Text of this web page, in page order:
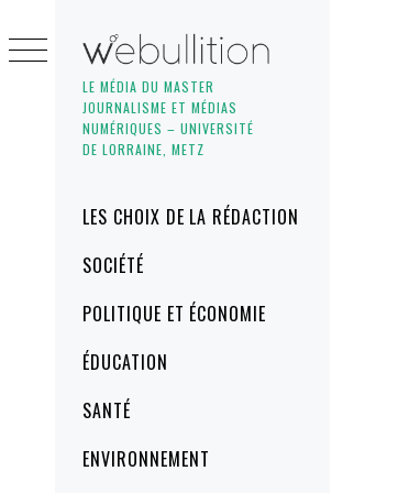
LE MÉDIA DU MASTER
JOURNALISME ET MÉDIAS
NUMÉRIQUES – UNIVERSITÉ
DE LORRAINE, METZ
MenuLES CHOIX DE LA RÉDACTION
SOCIÉTÉ
POLITIQUE ET ÉCONOMIE
ÉDUCATION
SANTÉ
ENVIRONNEMENT
to
content